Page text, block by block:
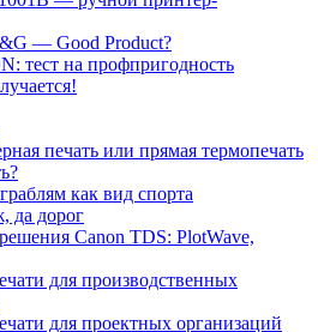
— Good Product?
тест на профпригодность
печать или прямая термопечать
как вид спорта
да дорог
Canon TDS: PlotWave,
для производственных
для проектных организаций